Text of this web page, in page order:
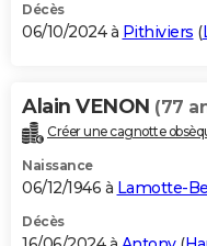
Décès
06/10/2024 à Pithiviers (
Alain VENON (77
Créer une cagnotte
Naissance
06/12/1946 à Lamotte-
Décès